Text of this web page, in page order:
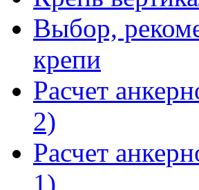
Выбор,
крепи
Расчет
2)
Расчет
1)